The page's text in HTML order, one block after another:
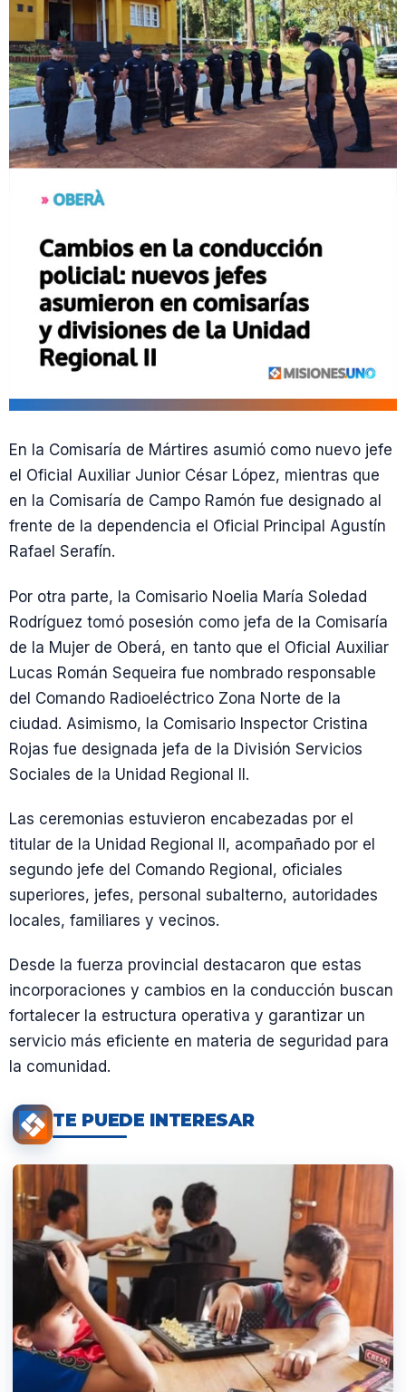
En la Comisaría de Mártires asumió como nuevo jefe
el Oficial Auxiliar Junior César López, mientras que
en la Comisaría de Campo Ramón fue designado al
frente de la dependencia el Oficial Principal Agustín
Rafael Serafín.
Por otra parte, la Comisario Noelia María Soledad
Rodríguez tomó posesión como jefa de la Comisaría
de la Mujer de Oberá, en tanto que el Oficial Auxiliar
Lucas Román Sequeira fue nombrado responsable
del Comando Radioeléctrico Zona Norte de la
ciudad. Asimismo, la Comisario Inspector Cristina
Rojas fue designada jefa de la División Servicios
Sociales de la Unidad Regional II.
Las ceremonias estuvieron encabezadas por el
titular de la Unidad Regional II, acompañado por el
segundo jefe del Comando Regional, oficiales
superiores, jefes, personal subalterno, autoridades
locales, familiares y vecinos.
Desde la fuerza provincial destacaron que estas
incorporaciones y cambios en la conducción buscan
fortalecer la estructura operativa y garantizar un
servicio más eficiente en materia de seguridad para
la comunidad.
TE PUEDE INTERESAR